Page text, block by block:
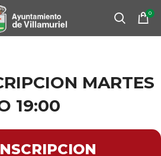
0
MARTES
19:00